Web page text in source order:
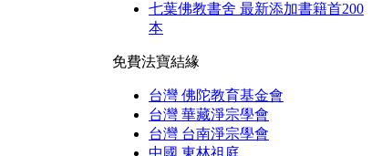
七葉佛教書舍 最新添加書籍首200
本
免費法寶結緣
台灣 佛陀教育基金會
台灣 華藏淨宗學會
台灣 台南淨宗學會
中國 東林祖庭